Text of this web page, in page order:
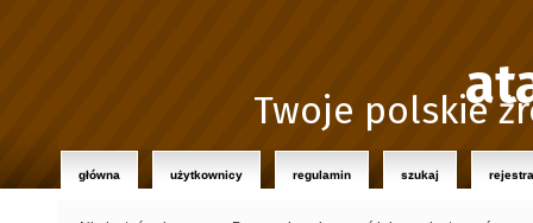
Twoje polskie
główna użytkownicy regulamin szukaj